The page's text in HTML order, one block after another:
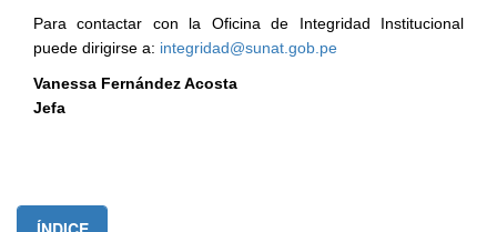
Para contactar con la Oficina de Integridad Institucional
puede dirigirse a: integridad@sunat.gob.pe
Vanessa Fernández Acosta
Jefa